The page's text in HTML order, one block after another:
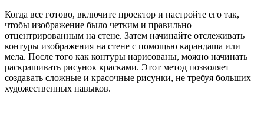
Когда все готово, включите проектор и настройте его так,
чтобы изображение было четким и правильно
отцентрированным на стене. Затем начинайте отслеживать
контуры изображения на стене с помощью карандаша или
мела. После того как контуры нарисованы, можно начинать
раскрашивать рисунок красками. Этот метод позволяет
создавать сложные и красочные рисунки, не требуя больших
художественных навыков.